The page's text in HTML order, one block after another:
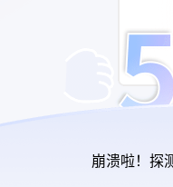
崩溃啦！探